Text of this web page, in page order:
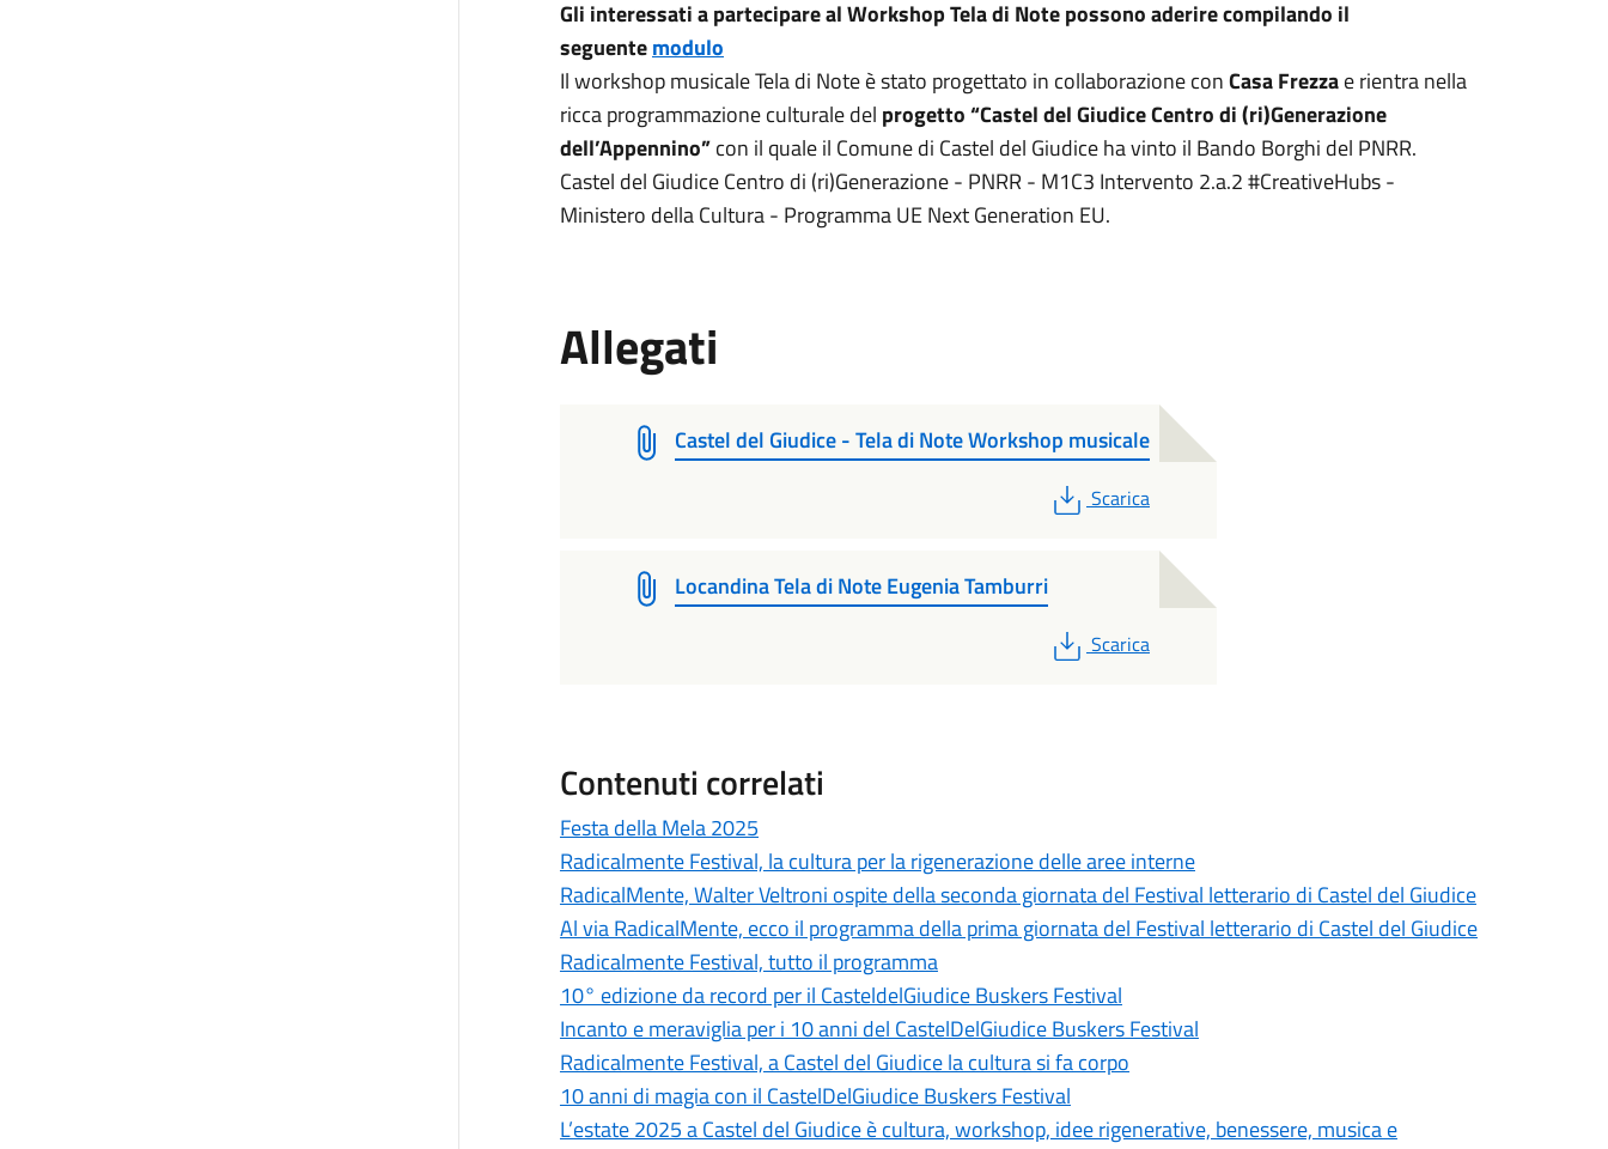
Gli interessati a partecipare al Workshop Tela di Note possono aderire compilando il
seguentemodulo
Il workshop musicale Tela di Note è stato progettato in collaborazione conCasa Frezzae rientra nella
ricca programmazione culturale del progetto “Castel del Giudice Centro di (ri)Generazione
dell’Appennino”con il quale il Comune di Castel del Giudice ha vinto il Bando Borghi del PNRR.
Castel del Giudice Centro di (ri)Generazione - PNRR - M1C3 Intervento 2.a.2 #CreativeHubs -
Ministero della Cultura - Programma UE Next Generation EU.
Allegati
Castel del Giudice - Tela di Note Workshop musicale
PDF
Scarica
Locandina Tela di Note Eugenia Tamburri
PDF
Scarica
Contenuti correlati
Festa della Mela 2025
Radicalmente Festival, la cultura per la rigenerazione delle aree interne
RadicalMente, Walter Veltroni ospite della seconda giornata del Festival letterario di Castel del Giudice
Al via RadicalMente, ecco il programma della prima giornata del Festival letterario di Castel del Giudice
Radicalmente Festival, tutto il programma
10° edizione da record per il CasteldelGiudice Buskers Festival
Incanto e meraviglia per i 10 anni del CastelDelGiudice Buskers Festival
Radicalmente Festival, a Castel del Giudice la cultura si fa corpo
10 anni di magia con il CastelDelGiudice Buskers Festival
L’estate 2025 a Castel del Giudice è cultura, workshop, idee rigenerative, benessere, musica e